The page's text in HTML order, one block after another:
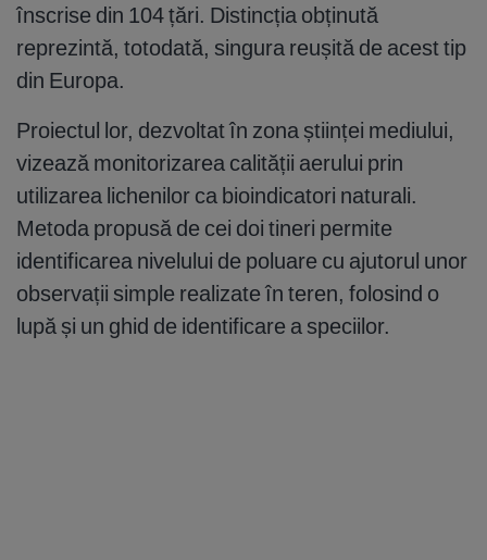
înscrise din 104 țări. Distincția obținută
reprezintă, totodată, singura reușită de acest tip
din Europa.
Proiectul lor, dezvoltat în zona științei mediului,
vizează monitorizarea calității aerului prin
utilizarea lichenilor ca bioindicatori naturali.
Metoda propusă de cei doi tineri permite
identificarea nivelului de poluare cu ajutorul unor
observații simple realizate în teren, folosind o
lupă și un ghid de identificare a speciilor.